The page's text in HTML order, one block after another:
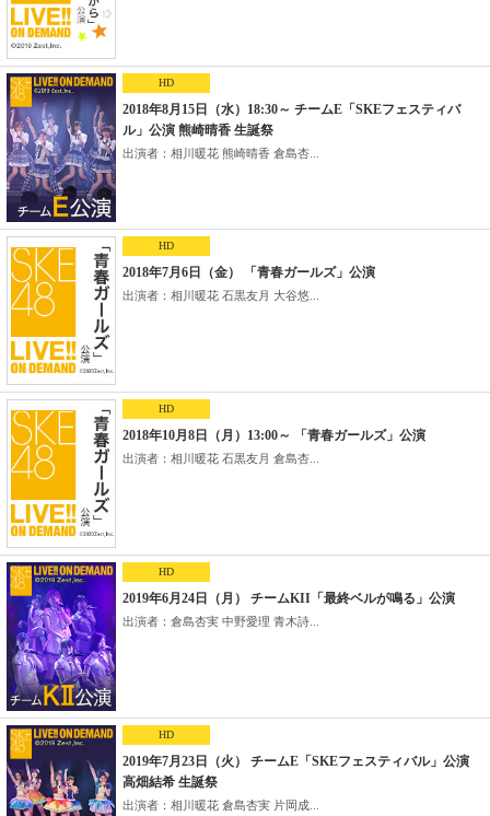
HD
2018年8月15日（水）18:30～ チームE「SKEフェスティバ
ル」公演 熊崎晴香 生誕祭
出演者：相川暖花 熊崎晴香 倉島杏...
HD
2018年7月6日（金） 「青春ガールズ」公演
出演者：相川暖花 石黒友月 大谷悠...
HD
2018年10月8日（月）13:00～ 「青春ガールズ」公演
出演者：相川暖花 石黒友月 倉島杏...
HD
2019年6月24日（月） チームKII「最終ベルが鳴る」公演
出演者：倉島杏実 中野愛理 青木詩...
HD
2019年7月23日（火） チームE「SKEフェスティバル」公演
高畑結希 生誕祭
出演者：相川暖花 倉島杏実 片岡成...